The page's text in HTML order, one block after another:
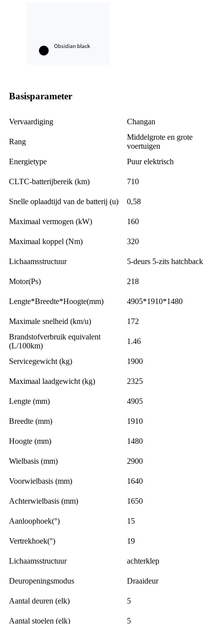
Basisparameter
Vervaardiging Changan
Rang
Middelgrote en grote
voertuigen
Energietype
Puur elektrisch
CLTC-batterijbereik (km) 710
Snelle oplaadtijd van de batterij (u) 0,58
Maximaal vermogen (kW) 160
Maximaal koppel (Nm) 320
Lichaamsstructuur 5-deurs 5-zits hatchback
Motor(Ps) 218
Lengte*Breedte*Hoogte(mm) 4905*1910*1480
Maximale snelheid (km/u)
172
Brandstofverbruik equivalent
(L/100km)
1.46
Servicegewicht (kg) 1900
Maximaal laadgewicht (kg) 2325
Lengte (mm) 4905
Breedte (mm) 1910
Hoogte (mm) 1480
Wielbasis (mm) 2900
Voorwielbasis (mm) 1640
Achterwielbasis (mm) 1650
Aanloophoek(°) 15
Vertrekhoek(°) 19
Lichaamsstructuur achterklep
Deuropeningsmodus Draaideur
Aantal deuren (elk) 5
Aantal stoelen (elk) 5